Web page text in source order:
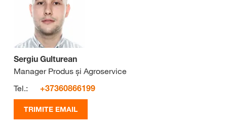
Sergiu Gulturean
Manager Produs și Agroservice
Tel.:
+37360866199
TRIMITE EMAIL